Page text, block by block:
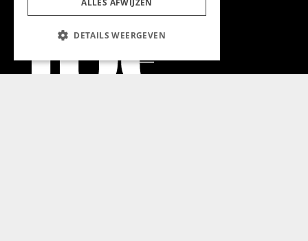
ALLES AFWIJZEN
DETAILS WEERGEVEN